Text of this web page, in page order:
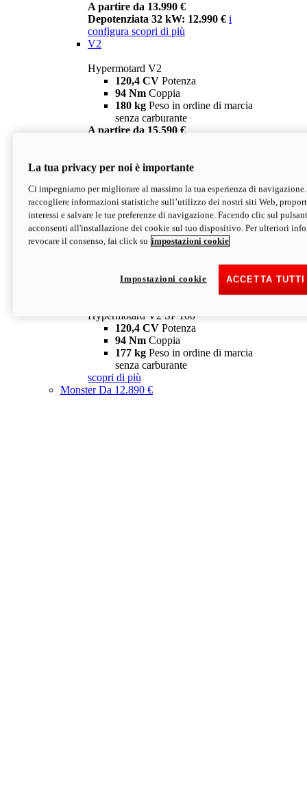
A partire da 13.990 €
Depotenziata 32 kW: 12.990 € i
configura scopri di più
V2
Hypermotard V2
120,4 CV Potenza
94 Nm Coppia
180 kg Peso in ordine di marcia
senza carburante
A partire da 15.590 €
V2 SP
Hypermotard V2 SP
120,4 CVPotenza
94 NmCoppia
177 kgPeso in ordine di marcia
senza carburante
Depotenziata 35 kW: 18.890 € i
configura scopri di più
Hypermotard V2 SP 100
120,4 CV Potenza
94 Nm Coppia
177 kg Peso in ordine di marcia
senza carburante
scopri di più
MonsterDa 12.890 €
La tua privacy per noi è importante
Ci impegniamo per migliorare al massimo la tua esperienza di
raccogliere informazioni statistiche sull’utilizzo dei nostri siti Web,
interessi e salvare le tue preferenze di navigazione. Facendo clic sul
acconsenti all'installazione dei cookie sul tuo dispositivo. Per ulteriori
revocare il consenso, fai click su impostazioni cookie
ACCETTA
Impostazioni cookie